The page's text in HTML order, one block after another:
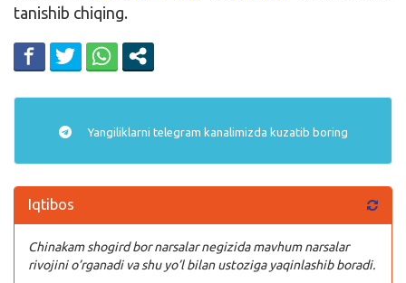
tanishib chiqing.
Yangiliklarni telegram kanalimizda kuzatib boring
Iqtibos
Chinakam shogird bor narsalar negizida mavhum narsalar
rivojini o’rganadi va shu yo’l bilan ustoziga yaqinlashib boradi.